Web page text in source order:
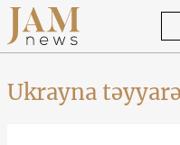
Ukrayna